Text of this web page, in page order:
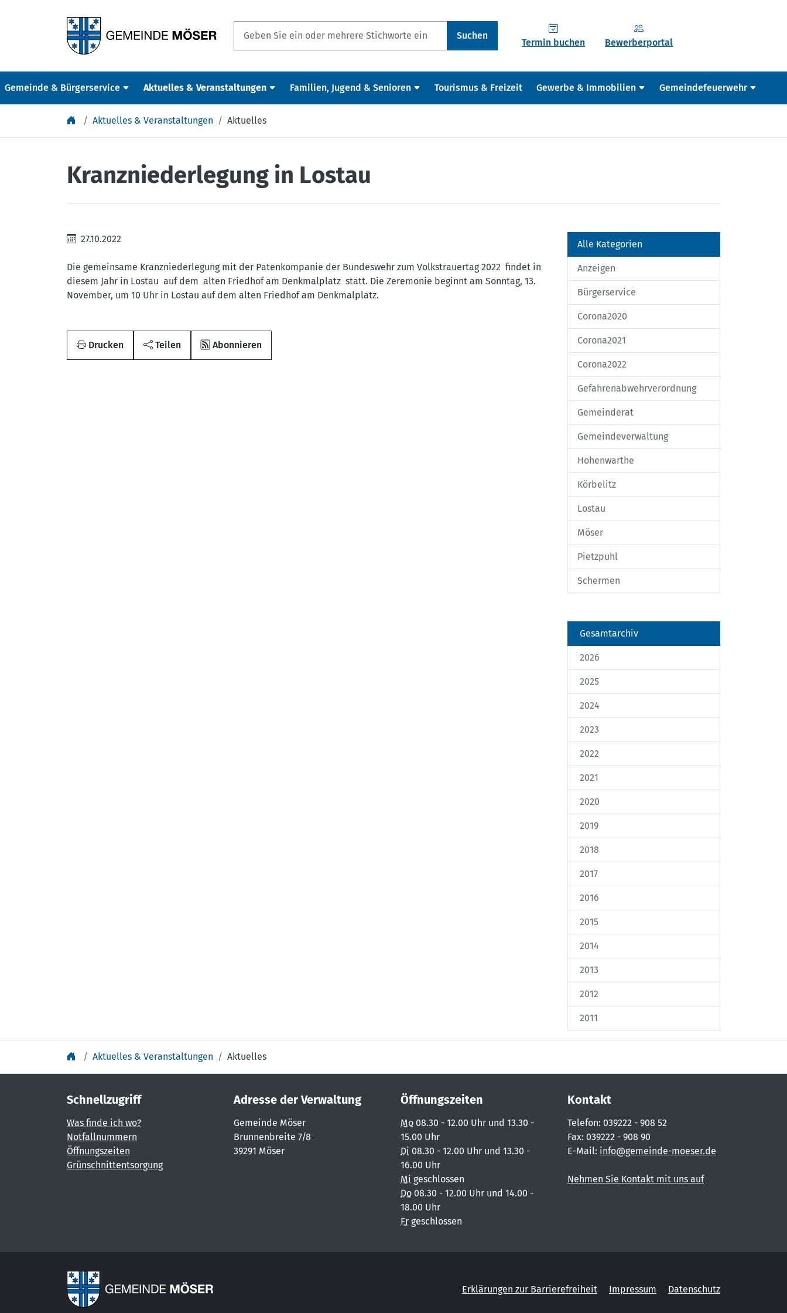
Suchen
Termin buchen Bewerberportal
Gemeinde & Bürgerservice Aktuelles & Veranstaltungen Familien, Jugend & Senioren Tourismus & Freizeit Gewerbe & Immobilien Gemeindefeuerwehr
Aktuelles & Veranstaltungen Aktuelles
Kranzniederlegung in Lostau
27.10.2022
Die gemeinsame Kranzniederlegung mit der Patenkompanie der Bundeswehr zum Volkstrauertag 2022 findet in
diesem Jahr in Lostau auf dem alten Friedhof am Denkmalplatz statt. Die Zeremonie beginnt am Sonntag, 13.
November, um 10 Uhr in Lostau auf dem alten Friedhof am Denkmalplatz.
Drucken Teilen Abonnieren
Alle Kategorien
Anzeigen
Bürgerservice
Corona2020
Corona2021
Corona2022
Gefahrenabwehrverordnung
Gemeinderat
Gemeindeverwaltung
Hohenwarthe
Körbelitz
Lostau
Möser
Pietzpuhl
Schermen
Gesamtarchiv
2026
2025
2024
2023
2022
2021
2020
2019
2018
2017
2016
2015
2014
2013
2012
2011
Aktuelles & Veranstaltungen Aktuelles
Schnellzugriff
Was finde ich wo?
Notfallnummern
Öffnungszeiten
Grünschnittentsorgung
Adresse der Verwaltung
Gemeinde Möser
Brunnenbreite 7/8
39291 Möser
Öffnungszeiten
Mo 08.30 - 12.00 Uhr und 13.30 -
15.00 Uhr
Di 08.30 - 12.00 Uhr und 13.30 -
16.00 Uhr
Mi geschlossen
Do 08.30 - 12.00 Uhr und 14.00 -
18.00 Uhr
Fr geschlossen
Kontakt
Telefon: 039222 - 908 52
Fax: 039222 - 908 90
E-Mail: info@gemeinde-moeser.de
Nehmen Sie Kontakt mit uns auf
Erklärungen zur Barrierefreiheit Impressum Datenschutz